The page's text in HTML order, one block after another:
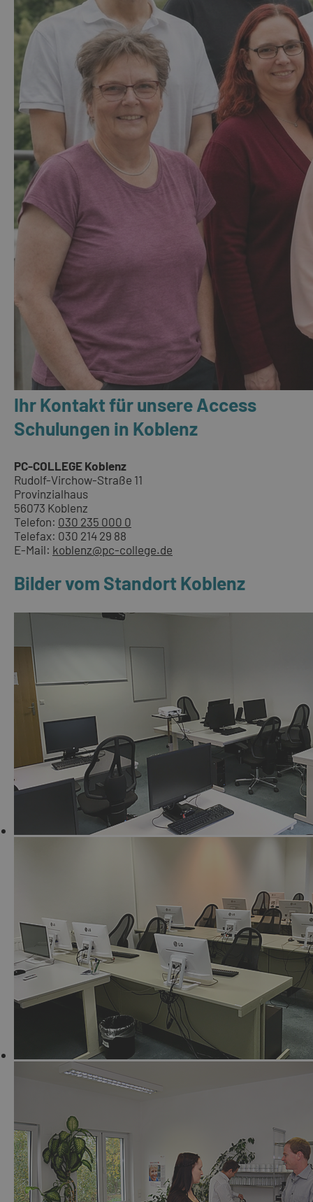
Ihr Kontakt für unsere Access
Schulungen in Koblenz
PC-COLLEGE Koblenz
Rudolf-Virchow-Straße 11
Provinzialhaus
56073 Koblenz
Telefon: 030 235 000 0
Telefax: 030 214 29 88
E-Mail: koblenz@pc-college.de
Bilder vom Standort Koblenz